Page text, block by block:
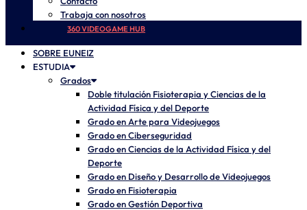
Trabaja con nosotros
360 VIDEOGAME HUB
SOBRE EUNEIZ
ESTUDIA
Grados
Doble titulación Fisioterapia y Ciencias de la
Actividad Física y del Deporte
Grado en Arte para Videojuegos
Grado en Ciberseguridad
Grado en Ciencias de la Actividad Física y del
Deporte
Grado en Diseño y Desarrollo de Videojuegos
Grado en Fisioterapia
Grado en Gestión Deportiva